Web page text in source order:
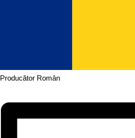
Producător Român